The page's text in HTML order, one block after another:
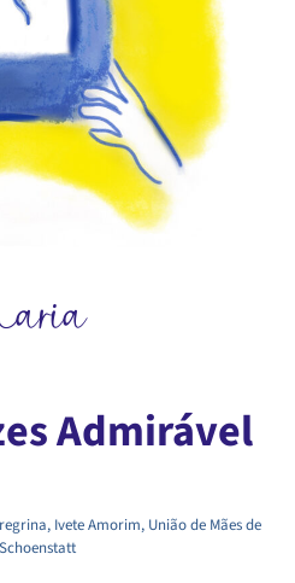
Admirável
, Ivete Amorim, União de Mães de
Schoenstatt